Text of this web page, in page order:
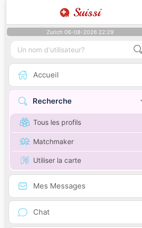
Suissi
Zurich 06-08-2026 22:29
Accueil
Recherche
Tous les profils
Matchmaker
Utiliser la carte
Mes Messages
Chat